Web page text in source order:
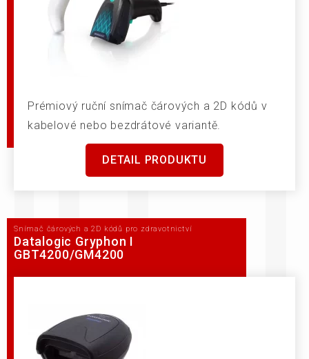
Prémiový ruční snímač čárových a 2D kódů v
kabelové nebo bezdrátové variantě.
DETAIL PRODUKTU
Snímač čárových a 2D kódů pro zdravotnictví
Datalogic Gryphon I
GBT4200/GM4200